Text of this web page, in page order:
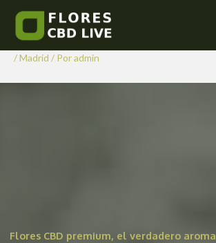
contenido
Comprar Flores CBD en
Valdemoro
/Madrid / Poradmin
Flores CBD premium, el verdadero aroma